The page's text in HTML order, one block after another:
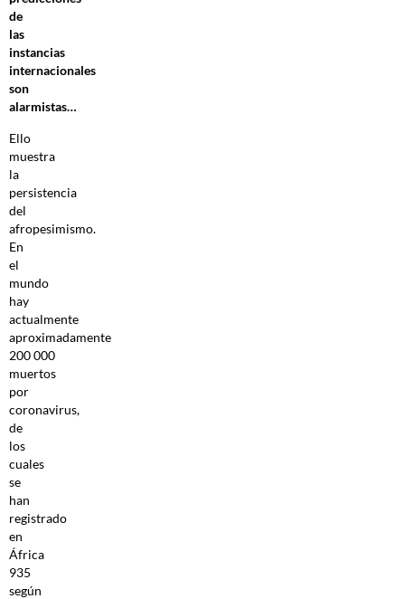
de
las
instancias
internacionales
son
alarmistas…
Ello
muestra
la
persistencia
del
afropesimismo.
En
el
mundo
hay
actualmente
aproximadamente
200 000
muertos
por
coronavirus,
de
los
cuales
se
han
registrado
en
África
935
según